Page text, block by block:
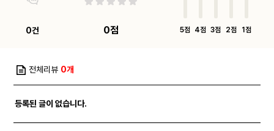
0건 0점 5점 4점 3점 2점 1점
전체리뷰 0개
등록된 글이 없습니다.